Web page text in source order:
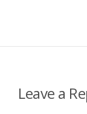
Leave a